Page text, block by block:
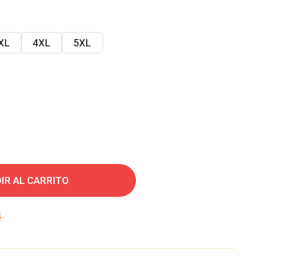
4XL
5XL
AL CARRITO